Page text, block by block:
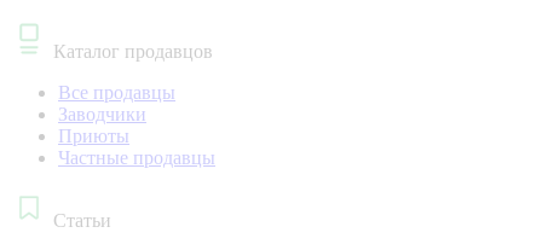
Каталог продавцов
Все продавцы
Заводчики
Приюты
Частные продавцы
Статьи